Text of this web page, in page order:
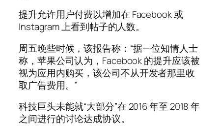
提升允许用户付费以增加在 Facebook 或
Instagram 上看到帖子的人数。
周五晚些时候，该报告称：“据一位知情人士
称，苹果公司认为，Facebook 的提升应该被
视为应用内购买，该公司不从开发者那里收
取广告费用。”
科技巨头未能就“大部分”在 2016 年至 2018 年
之间进行的讨论达成协议。